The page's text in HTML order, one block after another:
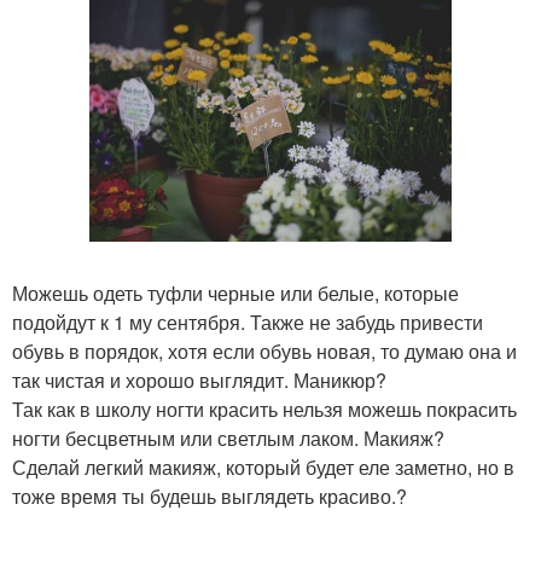
Можешь одеть туфли черные или белые, которые
подойдут к 1 му сентября. Также не забудь привести
обувь в порядок, хотя если обувь новая, то думаю она и
так чистая и хорошо выглядит. Маникюр?
Так как в школу ногти красить нельзя можешь покрасить
ногти бесцветным или светлым лаком. Макияж?
Сделай легкий макияж, который будет еле заметно, но в
тоже время ты будешь выглядеть красиво.?